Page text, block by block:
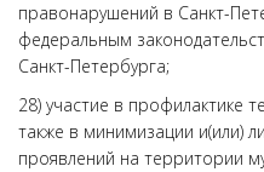
правонарушений в Санкт-
федеральным
Санкт-Петербурга;
28) участие в профилактике
также в минимизации и(или)
проявлений на территории